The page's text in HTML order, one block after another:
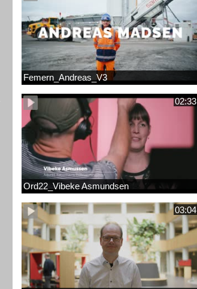
Femern_Andreas_V3
02:33
Ord22_Vibeke Asmundsen
03:04